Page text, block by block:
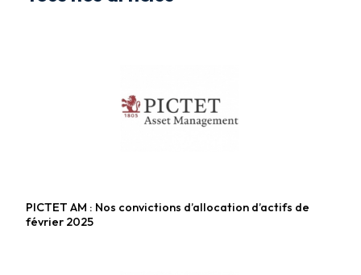
Fonds diversifiés
PICTET AM : Nos convictions d’allocation d’actifs de
février 2025